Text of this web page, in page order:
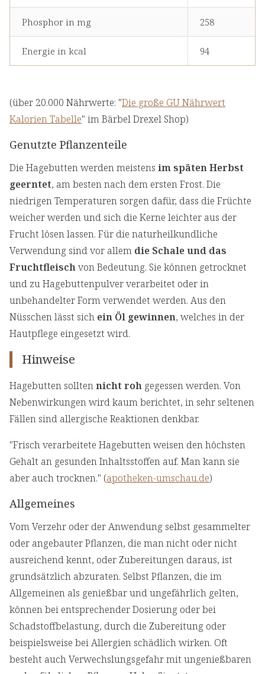
Phosphor in mg 258
Energie in kcal 94
(über 20.000 Nährwerte: "Die große GU Nährwert
Kalorien Tabelle" im Bärbel Drexel Shop)
Genutzte Pflanzenteile
Die Hagebutten werden meistens im späten Herbst
geerntet, am besten nach dem ersten Frost. Die
niedrigen Temperaturen sorgen dafür, dass die Früchte
weicher werden und sich die Kerne leichter aus der
Frucht lösen lassen. Für die naturheilkundliche
Verwendung sind vor allem die Schale und das
Fruchtfleischvon Bedeutung. Sie können getrocknet
und zu Hagebuttenpulver verarbeitet oder in
unbehandelter Form verwendet werden. Aus den
Nüsschen lässt sich ein Öl gewinnen, welches in der
Hautpflege eingesetzt wird.
Hinweise
Hagebutten solltennicht roh gegessen werden. Von
Nebenwirkungen wird kaum berichtet, in sehr seltenen
Fällen sind allergische Reaktionen denkbar.
"Frisch verarbeitete Hagebutten weisen den höchsten
Gehalt an gesunden Inhaltsstoffen auf. Man kann sie
aber auch trocknen." (apotheken-umschau.de)
Allgemeines
Vom Verzehr oder der Anwendung selbst gesammelter
oder angebauter Pflanzen, die man nicht oder nicht
ausreichend kennt, oder Zubereitungen daraus, ist
grundsätzlich abzuraten. Selbst Pflanzen, die im
Allgemeinen als genießbar und ungefährlich gelten,
können bei entsprechender Dosierung oder bei
Schadstoffbelastung, durch die Zubereitung oder
beispielsweise bei Allergien schädlich wirken. Oft
besteht auch Verwechslungsgefahr mit ungenießbaren